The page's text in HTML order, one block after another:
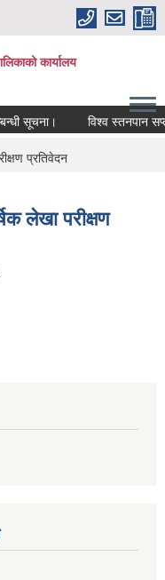
कार्यालय
सूचना। विश्व स्तनपान
प्रतिवेदन
लेखा परीक्षण